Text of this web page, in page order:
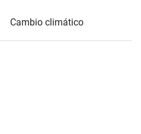
Cambio climático